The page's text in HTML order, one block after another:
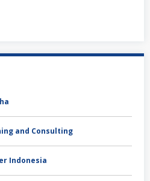
and Consulting
Indonesia